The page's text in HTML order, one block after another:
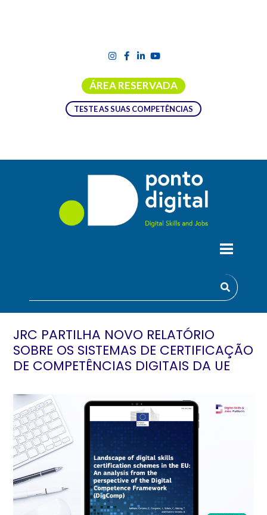
ÁREA RESERVADA
TESTE AS SUAS COMPETÊNCIAS
JRC PARTILHA NOVO RELATÓRIO
SOBRE OS SISTEMAS DE CERTIFICAÇÃO
DE COMPETÊNCIAS DIGITAIS DA UE